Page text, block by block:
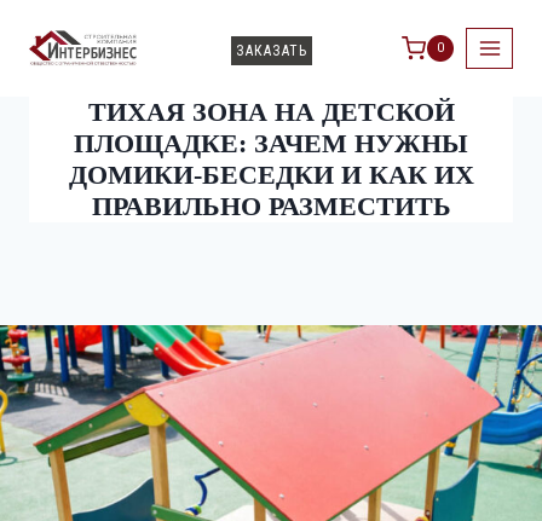
ЗАКАЗАТЬ 0
ТИХАЯ ЗОНА НА ДЕТСКОЙ
ПЛОЩАДКЕ: ЗАЧЕМ НУЖНЫ
ДОМИКИ-БЕСЕДКИ И КАК ИХ
ПРАВИЛЬНО РАЗМЕСТИТЬ